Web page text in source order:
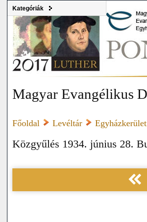
Kategóriák
Magyar Evangélikus
Főoldal Levéltár
Közgyűlés 1934. június 28.